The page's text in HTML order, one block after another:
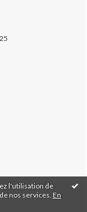
l'utilisation de
nos services. En